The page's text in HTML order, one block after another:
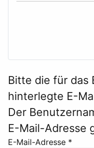
Bitte die für das
hinterlegte E-
Der
E-Mail-Adresse
E-Mail-Adresse *